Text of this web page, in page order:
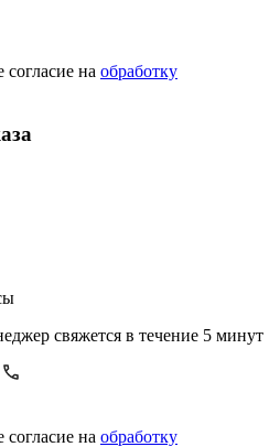
на обработку
свяжется в течение 5 минут
на обработку